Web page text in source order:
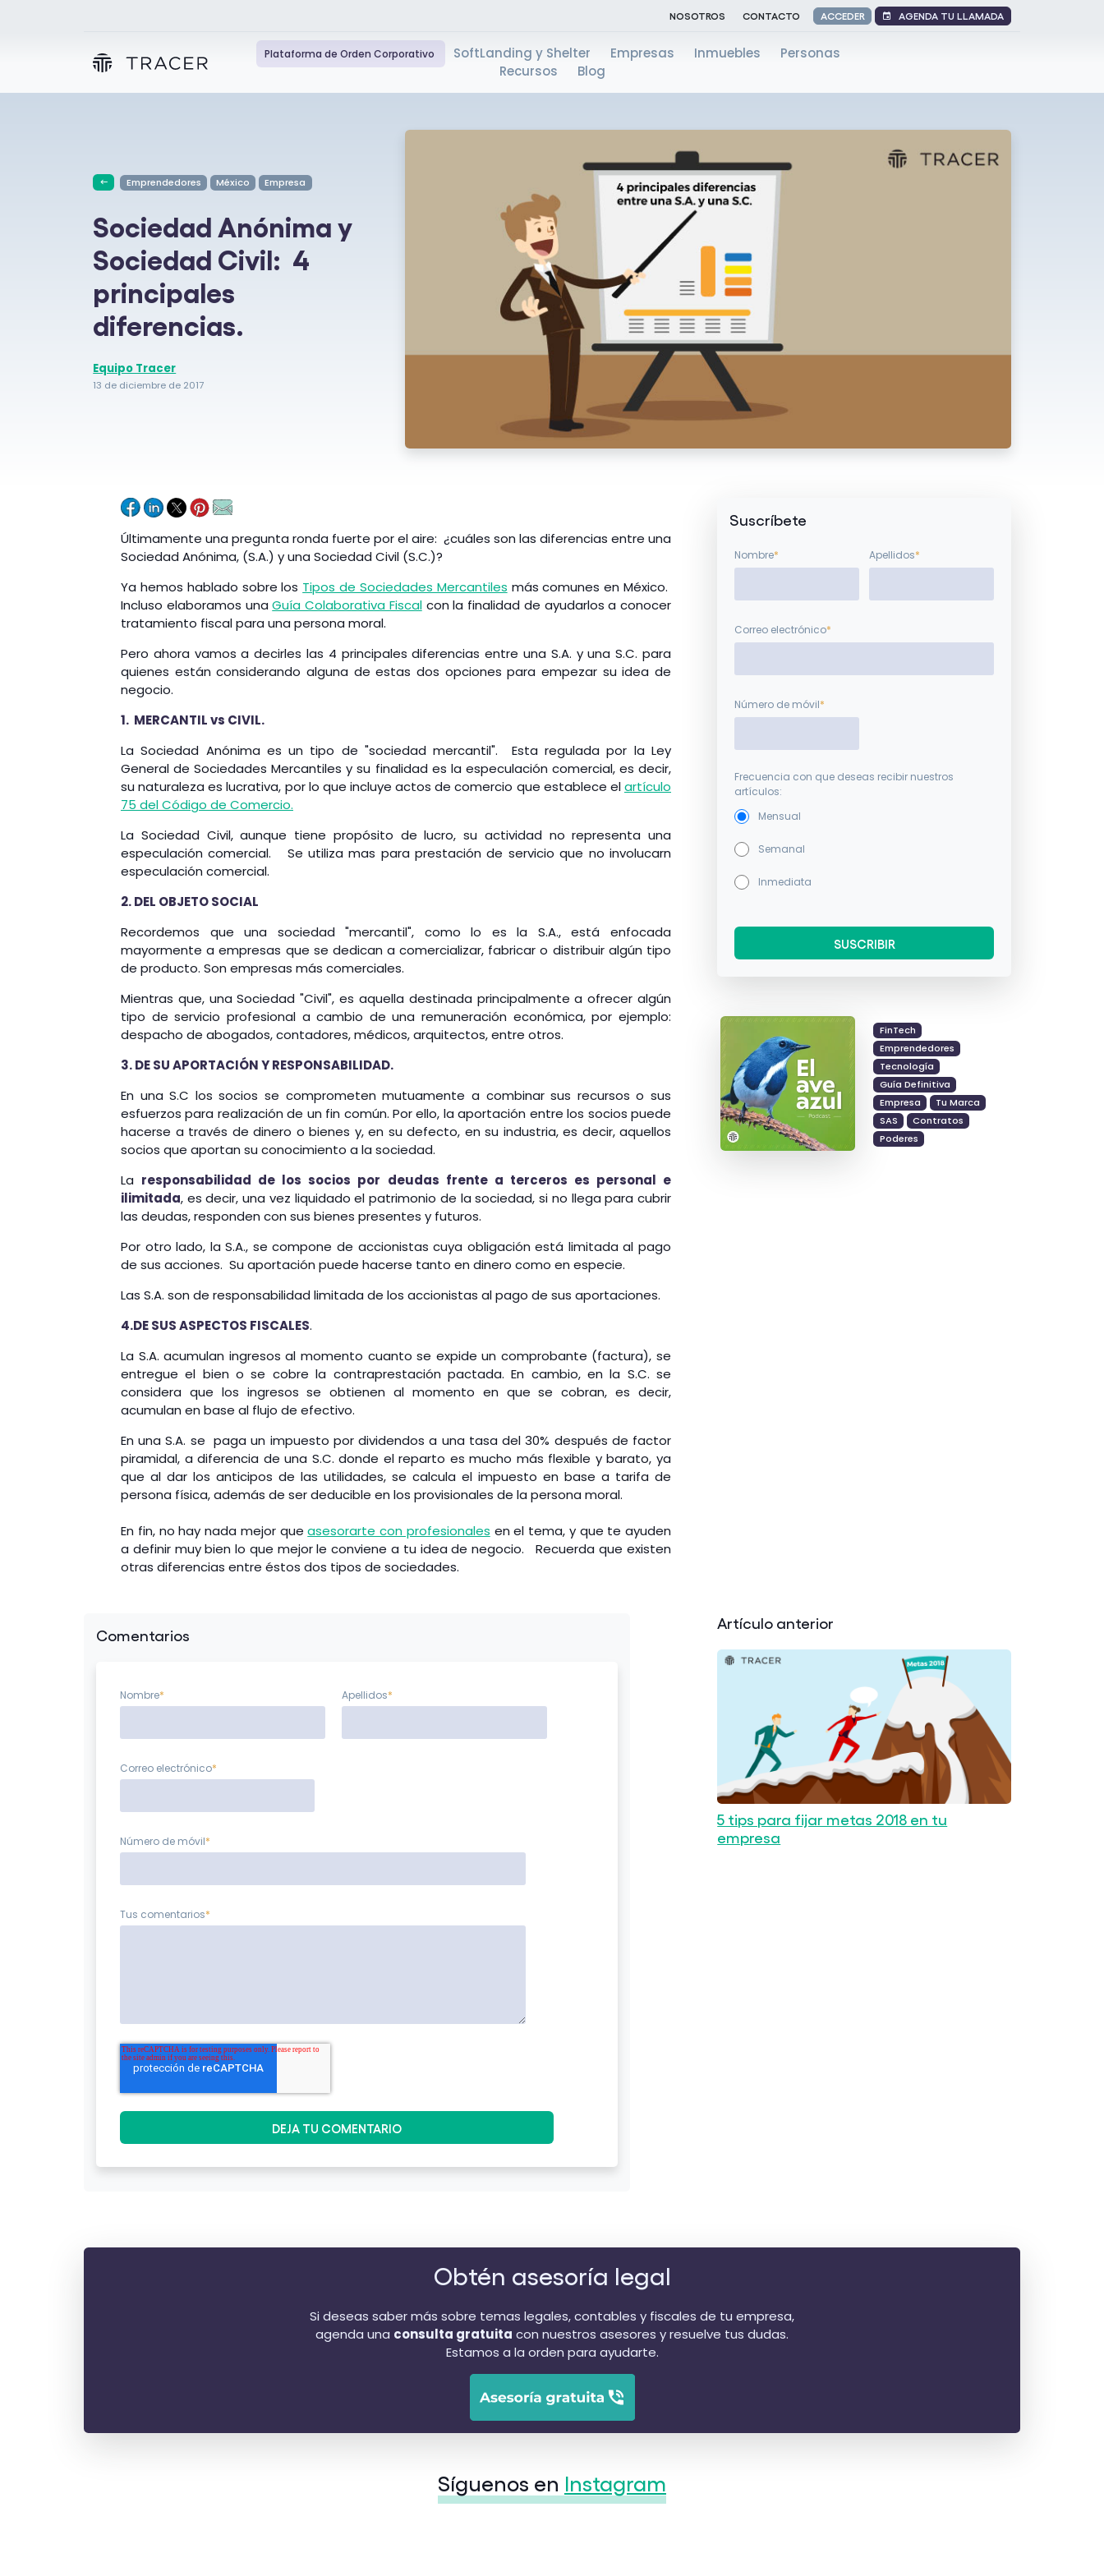
NOSOTROS CONTACTO ACCEDER AGENDA TU LLAMADA
Plataforma de Orden Corporativo SoftLanding y Shelter Empresas Inmuebles
Personas
Recursos
Blog
Emprendedores México Empresa
Sociedad Anónima y
Sociedad Civil: 4
principales
diferencias.
Equipo Tracer
13 de diciembre de 2017
Últimamente una pregunta ronda fuerte por el aire: ¿cuáles son las diferencias entre una
Sociedad Anónima, (S.A.) y una Sociedad Civil (S.C.)?
Ya hemos hablado sobre los Tipos de Sociedades Mercantiles más comunes en México.
Incluso elaboramos unaGuía Colaborativa Fiscalcon la finalidad de ayudarlos a conocer
tratamiento fiscal para una persona moral.
Pero ahora vamos a decirles las 4 principales diferencias entre una S.A. y una S.C. para
quienes están considerando alguna de estas dos opciones para empezar su idea de
negocio.
1. MERCANTIL vs CIVIL.
La Sociedad Anónima es un tipo de "sociedad mercantil". Esta regulada por la Ley
General de Sociedades Mercantiles y su finalidad es la especulación comercial, es decir,
su naturaleza es lucrativa, por lo que incluye actos de comercio que establece elartículo
75 del Código de Comercio.
La Sociedad Civil, aunque tiene propósito de lucro, su actividad no representa una
especulación comercial. Se utiliza mas para prestación de servicio que no involucarn
especulación comercial.
2. DEL OBJETO SOCIAL
Recordemos que una sociedad "mercantil", como lo es la S.A., está enfocada
mayormente a empresas que se dedican a comercializar, fabricar o distribuir algún tipo
de producto. Son empresas más comerciales.
Mientras que, una Sociedad "Civil", es aquella destinada principalmente a ofrecer algún
tipo de servicio profesional a cambio de una remuneración económica, por ejemplo:
despacho de abogados, contadores, médicos, arquitectos, entre otros.
3. DE SU APORTACIÓN Y RESPONSABILIDAD.
En una S.C los socios se comprometen mutuamente a combinar sus recursos o sus
esfuerzos para realización de un fin común. Por ello, la aportación entre los socios puede
hacerse a través de dinero o bienes y, en su defecto, en su industria, es decir, aquellos
socios que aportan su conocimiento a la sociedad.
La responsabilidad de los socios por deudas frente a terceros es personal e
ilimitada, es decir, una vez liquidado el patrimonio de la sociedad, si no llega para cubrir
las deudas, responden con sus bienes presentes y futuros.
Por otro lado, la S.A., se compone de accionistas cuya obligación está limitada al pago
de sus acciones. Su aportación puede hacerse tanto en dinero como en especie.
Las S.A. son de responsabilidad limitada de los accionistas al pago de sus aportaciones.
4.DE SUS ASPECTOS FISCALES.
La S.A. acumulan ingresos al momento cuanto se expide un comprobante (factura), se
entregue el bien o se cobre la contraprestación pactada. En cambio, en la S.C. se
considera que los ingresos se obtienen al momento en que se cobran, es decir,
acumulan en base al flujo de efectivo.
En una S.A. se paga un impuesto por dividendos a una tasa del 30% después de factor
piramidal, a diferencia de una S.C. donde el reparto es mucho más flexible y barato, ya
que al dar los anticipos de las utilidades, se calcula el impuesto en base a tarifa de
persona física, además de ser deducible en los provisionales de la persona moral.
En fin, no hay nada mejor queasesorarte con profesionales en el tema, y que te ayuden
a definir muy bien lo que mejor le conviene a tu idea de negocio. Recuerda que existen
otras diferencias entre éstos dos tipos de sociedades.
Suscríbete
Nombre* Apellidos*
Correo electrónico*
Número de móvil*
Frecuencia con que deseas recibir nuestros
artículos:
Mensual
Semanal
Inmediata
FinTech
Emprendedores
Tecnología
Guía Definitiva
Empresa
Tu Marca
SAS
Contratos
Poderes
Comentarios
Nombre* Apellidos*
Correo electrónico*
Número de móvil*
Tus comentarios*
Artículo anterior
5 tips para fijar metas 2018 en tu
empresa
Obtén asesoría legal
Si deseas saber más sobre temas legales, contables y fiscales de tu empresa,
agenda una consulta gratuita con nuestros asesores y resuelve tus dudas.
Estamos a la orden para ayudarte.
Síguenos en Instagram